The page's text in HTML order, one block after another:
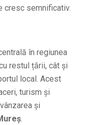
cresc semnificativ.
în regiunea
restul țării, cât și
local. Acest
turism și
şi
.